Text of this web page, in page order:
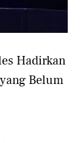
Hadirkan
Belum